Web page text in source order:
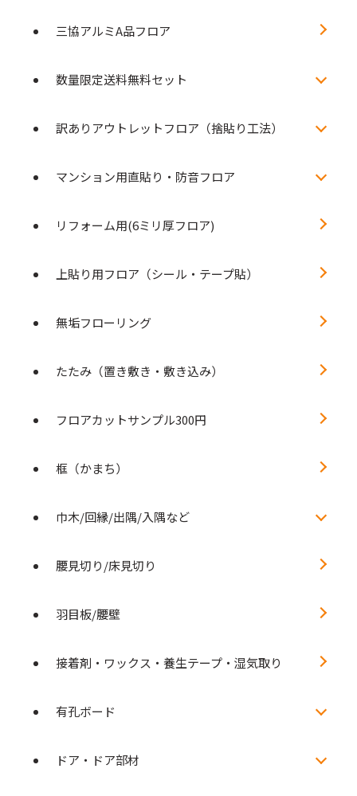
三協アルミA品フロア
数量限定送料無料セット
訳ありアウトレットフロア（捨貼り工法）
マンション用直貼り・防音フロア
リフォーム用(6ミリ厚フロア)
上貼り用フロア（シール・テープ貼）
無垢フローリング
たたみ（置き敷き・敷き込み）
フロアカットサンプル300円
框（かまち）
巾木/回縁/出隅/入隅など
腰見切り/床見切り
羽目板/腰壁
接着剤・ワックス・養生テープ・湿気取り
有孔ボード
ドア・ドア部材